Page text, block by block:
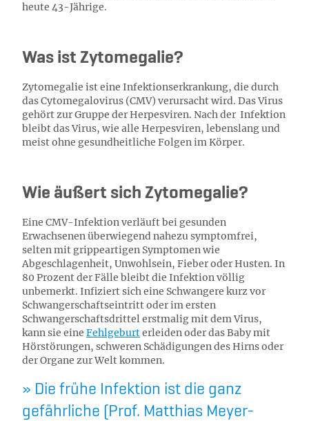
heute 43-Jährige.
Was ist Zytomegalie?
Zytomegalie ist eine Infektionserkrankung, die durch
das Cytomegalovirus (CMV) verursacht wird. Das Virus
gehört zur Gruppe der Herpesviren. Nach der Infektion
bleibt das Virus, wie alle Herpesviren, lebenslang und
meist ohne gesundheitliche Folgen im Körper.
Wie äußert sich Zytomegalie?
Eine CMV-Infektion verläuft bei gesunden
Erwachsenen überwiegend nahezu symptomfrei,
selten mit grippeartigen Symptomen wie
Abgeschlagenheit, Unwohlsein, Fieber oder Husten. In
80 Prozent der Fälle bleibt die Infektion völlig
unbemerkt. Infiziert sich eine Schwangere kurz vor
Schwangerschaftseintritt oder im ersten
Schwangerschaftsdrittel erstmalig mit dem Virus,
kann sie eine Fehlgeburterleiden oder das Baby mit
Hörstörungen, schweren Schädigungen des Hirns oder
der Organe zur Welt kommen.
Die frühe Infektion ist die ganz
gefährliche (Prof. Matthias Meyer-